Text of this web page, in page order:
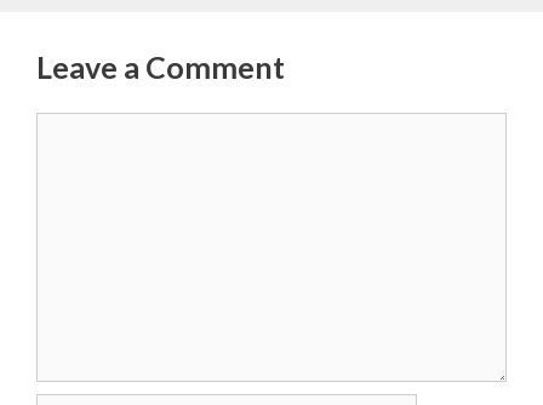
Leave a Comment